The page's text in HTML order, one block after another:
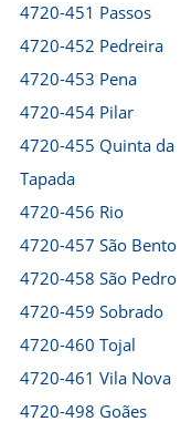
4720-451 Passos
4720-452 Pedreira
4720-453 Pena
4720-454 Pilar
4720-455 Quinta da
Tapada
4720-456 Rio
4720-457 São Bento
4720-458 São Pedro
4720-459 Sobrado
4720-460 Tojal
4720-461 Vila Nova
4720-498 Goães